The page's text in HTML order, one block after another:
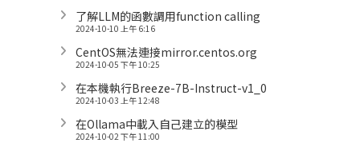
了解LLM的函數調用function calling
2024-10-10 上午 6:16
CentOS無法連接mirror.centos.org
2024-10-05 下午 10:25
在本機執行Breeze-7B-Instruct-v1_0
2024-10-03 上午 12:48
在Ollama中載入自己建立的模型
2024-10-02 下午 11:00